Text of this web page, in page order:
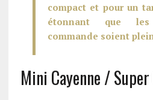
compact et pour un
étonnant que
commande soient
Mini Cayenne / Super